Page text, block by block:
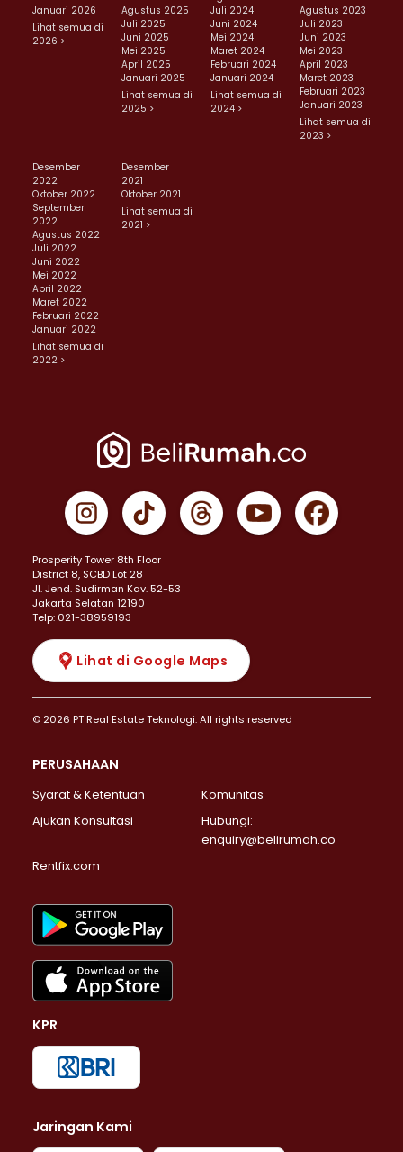
Januari 2026
Lihat semua di
2026 >
Agustus 2025
Juli 2025
Juni 2025
Mei 2025
April 2025
Januari 2025
Lihat semua di
2025 >
Juli 2024
Juni 2024
Mei 2024
Maret 2024
Februari 2024
Januari 2024
Lihat semua di
2024 >
Agustus 2023
Juli 2023
Juni 2023
Mei 2023
April 2023
Maret 2023
Februari 2023
Januari 2023
Lihat semua di
2023 >
Desember
2022
Oktober 2022
September
2022
Agustus 2022
Juli 2022
Juni 2022
Mei 2022
April 2022
Maret 2022
Februari 2022
Januari 2022
Lihat semua di
2022 >
Desember
2021
Oktober 2021
Lihat semua di
2021 >
Prosperity Tower 8th Floor
District 8, SCBD Lot 28
JI. Jend. Sudirman Kav. 52-53
Jakarta Selatan 12190
Telp: 021-38959193
Lihat di Google Maps
© 2026 PT Real Estate Teknologi. All rights reserved
PERUSAHAAN
Syarat & Ketentuan
Komunitas
Ajukan Konsultasi
Hubungi:
enquiry@belirumah.co
Rentfix.com
KPR
Jaringan Kami